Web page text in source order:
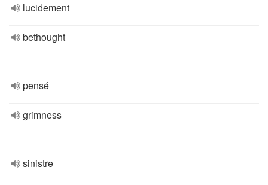
lucidement
bethought
pensé
grimness
sinistre